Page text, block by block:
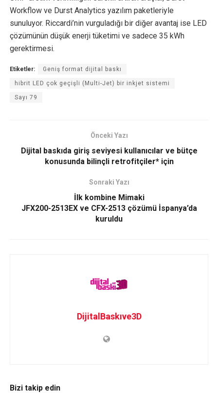
Workflow ve Durst Analytics yazılım paketleriyle
sunuluyor. Riccardi’nin vurguladığı bir diğer avantaj ise LED
çözümünün düşük enerji tüketimi ve sadece 35 kWh
gerektirmesi.
Etiketler: Geniş format dijital baskı
hibrit LED çok geçişli (Multi-Jet) bir inkjet sistemi
Sayı 79
Önceki Yazı
Dijital baskıda giriş seviyesi kullanıcılar ve bütçe
konusunda bilinçli retrofitçiler* için
Sonraki Yazı
İlk kombine Mimaki
JFX200-2513EX ve CFX-2513 çözümü İspanya’da
kuruldu
DijitalBaskıve3D
Bizi takip edin